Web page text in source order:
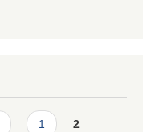
1 2